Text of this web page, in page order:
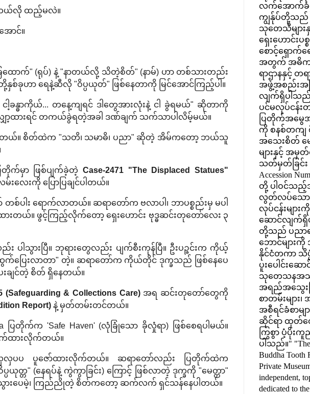
ဘယ်လို ထည့်မလဲ။
ာင်။
ေထောက်" (ရုပ်) နဲ့ "နာတယ်လို့ သိတဲ့စိတ်" (နာမ်) ဟာ တစ်သားတည်း
ာ ရေနဲ့ဆီလို "ဝိပ္ပယုတ်" ဖြစ်နေတာကို မြင်အောင်ကြည့်ပါ။
၊ ငါ့ခန္ဓာကိုယ်... တနေ့ကျရင် ဒါတွေအားလုံးနဲ့ ငါ ခွဲရမယ်" ဆိုတာကို
ျှော့ထားရင် တကယ်ခွဲရတဲ့အခါ ဒဏ်ချက် သက်သာပါလိမ့်မယ်။
တယ်။ စိတ်ထဲက "သတိ၊ သမာဓိ၊ ပညာ" ဆိုတဲ့ အိမ်ကတော့ ဘယ်သူ
တိုက်မှာ ဖြစ်ပျက်ခဲ့တဲ့ Case-2471 "The Displaced Statues"
လေးကို ပြောပြချင်ပါတယ်။
ပါး ရောက်လာတယ်။ ဆရာတော်က ဗလာပါ၊ ဘာပစ္စည်းမှ မပါ
။ ဖွင့်ကြည့်လိုက်တော့ ရှေးဟောင်း ဗုဒ္ဓဆင်းတုတော်လေး ၃
ပါသွားပြီ။ ဘုရားတွေလည်း ပျက်စီးကုန်ပြီ။ ဦးပဉ္ဇင်းက ကိုယ့်
ြေးလာတာ" တဲ့။ ဆရာတော်က ကိုယ်တိုင် ဒုက္ခသည် ဖြစ်နေပေ
းချင်တဲ့ စိတ် ရှိနေတယ်။
(Safeguarding & Collections Care)အရ ဆင်းတုတော်တွေကို
Report) နဲ့ မှတ်တမ်းတင်တယ်။
ြတိုက်က 'Safe Haven' (လုံခြုံသော ခိုလှုံရာ) ဖြစ်စေရပါမယ်။
ာက်ထားလိုက်တယ်။
လှပပ ပူဇော်ထားလိုက်တယ်။ ဆရာတော်လည်း ပြတိုက်ထဲက
တ္တ" (နေရပ်နဲ့ ကွဲကွာခြင်း) ကြောင့် ဖြစ်လာတဲ့ ဒုက္ခကို "မေတ္တာ"
ရွှေ့သွားပေမဲ့၊ ကြည်ညိုတဲ့ စိတ်ကတော့ ဆက်လက် ရှင်သန်နေပါတယ်။
လက်အောက်ခံ
ကျွန်ုပ်တို့သည် ပ
သုတေသီများ
ရှေးဟောင်းပ
စောင့်ရှောက်ရ
အတွက် အဓိက
ရာဌာနနှင့် တ
အဖွဲ့အစည်းအ
လျက်ရှိပါသ
ပင်မလုပ်ငန်းတ
ပြတိုက်အမွေအ
ကို စနစ်တကျ စီ
အသေးစိတ် မ
များနှင့် အမှတ်
သတ်မှတ်ခြင်း
Accession
တို့ ပါဝင်သည့်အ
လွတ်လပ်သေ
လုပ်ငန်းများ
ဆောင်လျက်ရှိ
တို့သည် ပညာရ
ဘောင်များကို
နိုင်ငံတကာ သိပ္
ပူးပေါင်းဆေ
သုတေသနအ
အရည်အသွေး
စာတမ်းများ၊
အစီရင်ခံစာမျ
ဆိုင်ရာ ထုတ်ဝ
ကြွစွာ ပံ့ပိုး
ပါသည်။" "The
Buddha Tooth
Private
independent,
dedicated to